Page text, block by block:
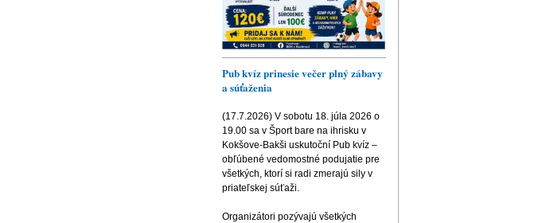
Pub kvíz prinesie večer plný zábavy
a súťaženia
(17.7.2026) V sobotu 18. júla 2026 o
19.00 sa v Šport bare na ihrisku v
Kokšove-Bakši uskutoční Pub kvíz –
obľúbené vedomostné podujatie pre
všetkých, ktorí si radi zmerajú sily v
priateľskej súťaži.
Organizátori pozývajú všetkých